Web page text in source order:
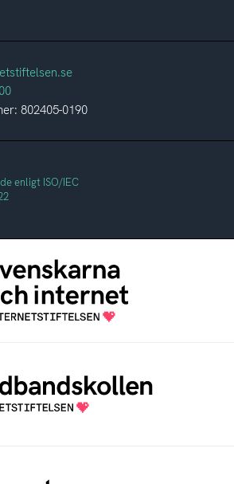
802405-0190
enligt ISO/IEC
och internet
studie av svenska folkets
internetvanor
är ett oberoende
som drivs av
Internetstiftelsen